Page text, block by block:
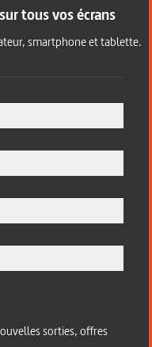
tous vos écrans
smartphone et tablette.
sorties, offres